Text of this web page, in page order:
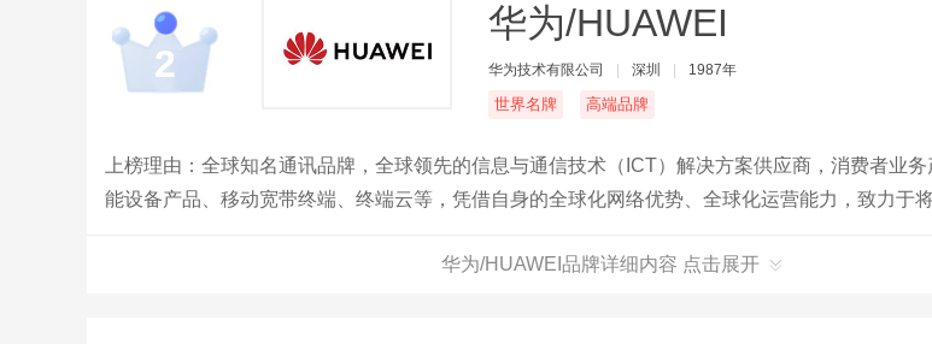
2
华为/HUAWEI
华为技术有限公司 深圳 1987年
世界名牌 高端品牌
上榜理由：全球知名通讯品牌，全球领先的信息与通信技术（ICT）解决方案供应商，消费者业
能设备产品、移动宽带终端、终端云等，凭借自身的全球化网络优势、全球化运营能力，致力于
华为/HUAWEI品牌详细内容 点击展开